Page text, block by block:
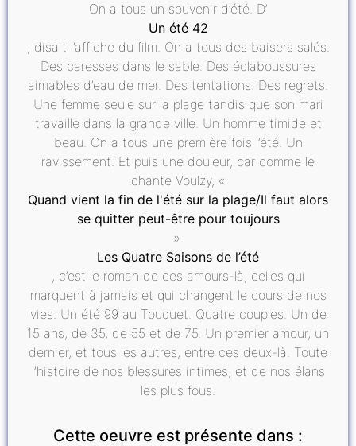
On a tous un souvenir d’été. D’
Un été 42
, disait l’affiche du film. On a tous des baisers salés.
Des caresses dans le sable. Des éclaboussures
aimables d’eau de mer. Des tentations. Des regrets.
Une femme seule sur la plage tandis que son mari
travaille dans la grande ville. Un homme timide et
beau. On a tous une première fois l’été. Un
ravissement. Et puis une douleur, car comme le
chante Voulzy, «
Quand vient la fin de l'été sur la plage/Il faut alors
se quitter peut-être pour toujours
».
Les Quatre Saisons de l’été
, c’est le roman de ces amours-là, celles qui
marquent à jamais et qui changent le cours de nos
vies. Un été 99 au Touquet. Quatre couples. Un de
15 ans, de 35, de 55 et de 75. Un premier amour, un
dernier, et tous les autres, entre ces deux-là. Toute
l’histoire de nos blessures intimes, et de nos élans
les plus fous.
Cette oeuvre est présente dans :